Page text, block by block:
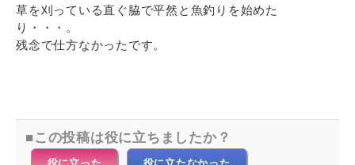
草を刈っている直ぐ脇で平然と魚釣りを始めた
り・・・。
残念で仕方なかったです。
この投稿は役に立ちましたか？